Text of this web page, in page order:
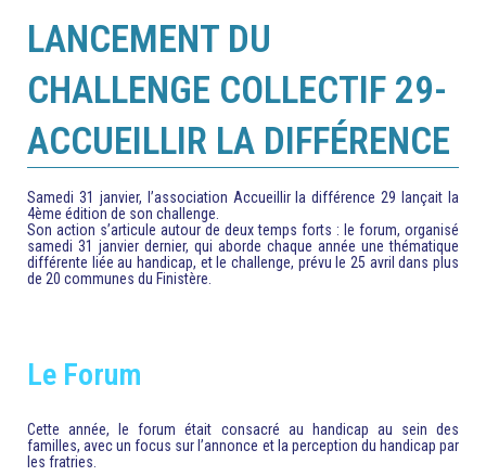
LANCEMENT DU
CHALLENGE COLLECTIF 29-
ACCUEILLIR LA DIFFÉRENCE
Samedi 31 janvier, l’association Accueillir la différence 29 lançait la
4ème édition de son challenge.
Son action s’articule autour de deux temps forts : le forum, organisé
samedi 31 janvier dernier, qui aborde chaque année une thématique
différente liée au handicap, et le challenge, prévu le 25 avril dans plus
de 20 communes du Finistère.
Le Forum
Cette année, le forum était consacré au handicap au sein des
familles, avec un focus sur l’annonce et la perception du handicap par
les fratries.